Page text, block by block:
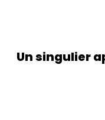
Un singulier